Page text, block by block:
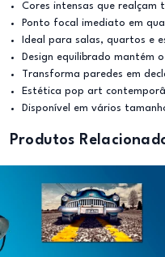
Cores intensas que realçam
Ponto focal imediato em
Ideal para salas, quartos e
Design equilibrado mantém
Transforma paredes em
Estética pop art
Disponível em vários
Produtos